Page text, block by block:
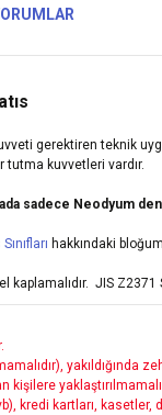
gerektiren teknik
tutma kuvvetleri vardır.
sadece Neodyum
hakkındaki
kaplamalıdır. JIS Z2371
kişilere
kredi kartları,